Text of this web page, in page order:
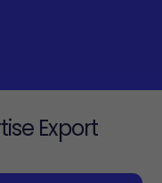
Export